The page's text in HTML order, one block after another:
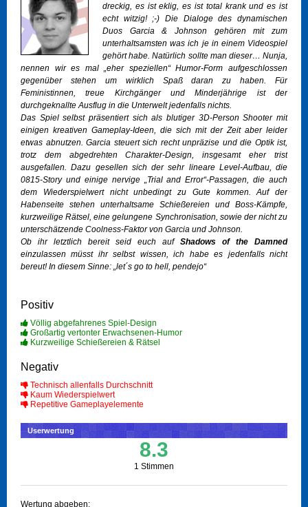
dreckig, es ist eklig, es ist total krank und es ist
echt witzig! ;-) Die Dialoge des dynamischen
Duos Garcia & Johnson gehören mit zum
unterhaltsamsten was ich je in einem Videospiel
gehört habe. Natürlich sollte man dieser… Nunja,
nennen wir es mal „eher speziellen“ Humor-Form aufgeschlossen
gegenüber stehen um wirklich Spaß daran zu haben. Für
Feministinnen, treue Kirchgänger und Minderjährige ist der
durchgeknallte Ausflug in die Unterwelt jedenfalls nichts.
Das Spiel selbst präsentiert sich als blutiger 3D-Person Shooter mit
einigen kreativen Gameplay-Ideen, die sich mit der Zeit aber leider
etwas abnutzen. Garcia steuert sich recht unpräzise und die Optik ist,
trotz dem abgedrehten Charakter-Design, insgesamt eher trist
ausgefallen. Dazu gesellen sich der sehr lineare Level-Aufbau, die
0815-Story und einige nervige „Trial and Error“-Passagen, die auch
dem Wiederspielwert nicht unbedingt zu Gute kommen. Auf der
Habenseite stehen unterhaltsame Schießereien und Boss-Kämpfe,
kurzweilige Rätsel, eine gelungene Synchronisation, sowie der nicht zu
unterschätzende Coolness-Faktor von Garcia und Johnson.
Ob ihr letztlich bereit seid euch auf Shadows of the Damned
einzulassen müsst ihr selbst wissen, ich habe es jedenfalls nicht
bereut! In diesem Sinne: „let´s go to hell, pendejo“
Positiv
Völlig abgefahrenes Spiel-Design
Großartig vertonter Erwachsenen-Humor
Kurzweilige Schießereien & Rätsel
Negativ
Technisch allenfalls Durchschnitt
Kaum Wiederspielwert
Repetitive Gameplayelemente
Userwertung
8.3
1 Stimmen
Wertung abgeben: